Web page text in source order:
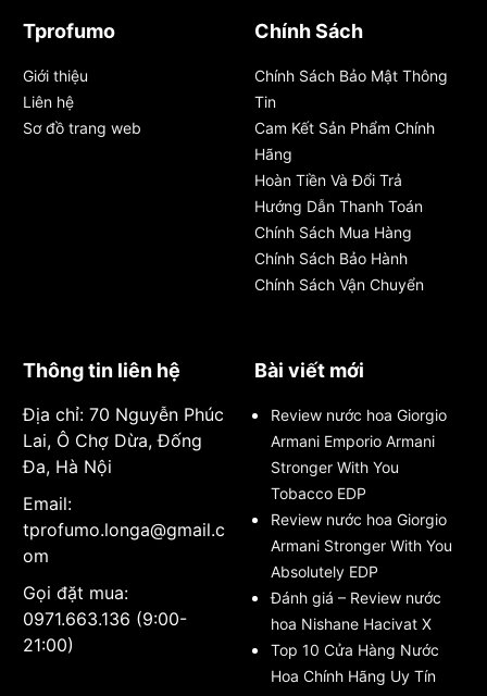
Tprofumo
Giới thiệu
Liên hệ
Sơ đồ trang web
Chính Sách
Chính Sách Bảo Mật Thông
Tin
Cam Kết Sản Phẩm Chính
Hãng
Hoàn Tiền Và Đổi Trả
Hướng Dẫn Thanh Toán
Chính Sách Mua Hàng
Chính Sách Bảo Hành
Chính Sách Vận Chuyển
Thông tin liên hệ
Địa chỉ: 70 Nguyễn Phúc
Lai, Ô Chợ Dừa, Đống
Đa, Hà Nội
Email:
tprofumo.longa@gmail.c
om
Gọi đặt mua:
0971.663.136 (9:00-
21:00)
Bài viết mới
Review nước hoa Giorgio
Armani Emporio Armani
Stronger With You
Tobacco EDP
Review nước hoa Giorgio
Armani Stronger With You
Absolutely EDP
Đánh giá – Review nước
hoa Nishane Hacivat X
Top 10 Cửa Hàng Nước
Hoa Chính Hãng Uy Tín